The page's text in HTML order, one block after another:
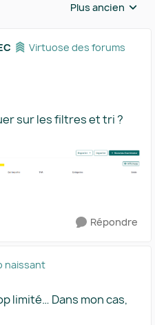
Réponses triées
Plus ancien
Virtuose des forums
sur les filtres et tri ?
Répondre
naissant
limité… Dans mon cas,